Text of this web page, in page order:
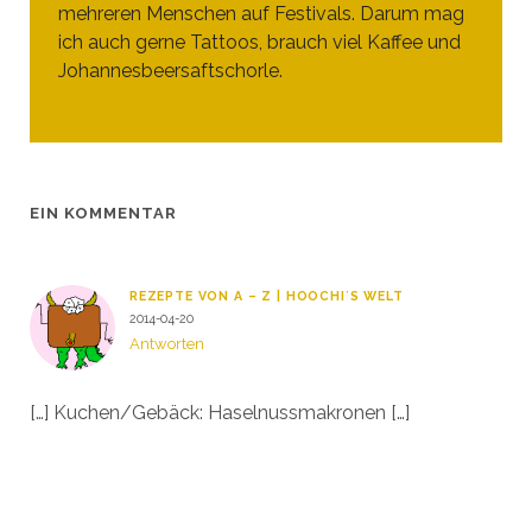
mehreren Menschen auf Festivals. Darum mag
ich auch gerne Tattoos, brauch viel Kaffee und
Johannesbeersaftschorle.
EIN KOMMENTAR
REZEPTE VON A – Z | HOOCHI´S WELT
2014-04-20
Antworten
[…] Kuchen/Gebäck: Haselnussmakronen […]